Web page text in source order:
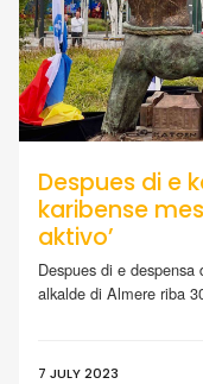
Despues di e
karibense
aktivo’
Despues di e
alkalde di Almere riba
7 JULY 2023